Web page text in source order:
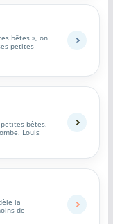
bêtes », on
petites
bêtes,
Louis
la
de